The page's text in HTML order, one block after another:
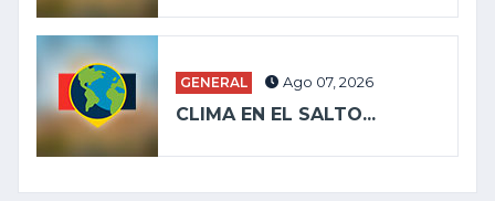
GENERAL Ago 07, 2026
CLIMA EN EL SALTO...